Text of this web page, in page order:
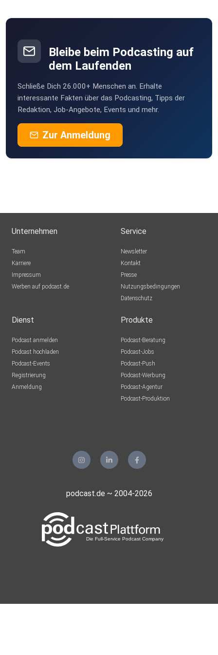
Bleibe beim Podcasting auf
dem Laufenden
Schließe Dich 26.000+ Menschen an. Erhalte
interessante Fakten über das Podcasting, Tipps der
Redaktion, Job-Angebote, Events und mehr.
Zur Anmeldung
Unternehmen
Team
Karriere
Impressum
Werben auf podcast.de
Service
Newsletter
Kontakt
Presse
Nutzungsbedingungen
Datenschutz
Dienst
Podcast anmelden
Podcast hochladen
Podcast-Events
Registrierung
Anmeldung
Produkte
Podcast-Beratung
Podcast-Jobs
Podcast-Push
Podcast-Werbung
Podcast-Agentur
Podcast-Produktion
podcast.de ~ 2004-2026